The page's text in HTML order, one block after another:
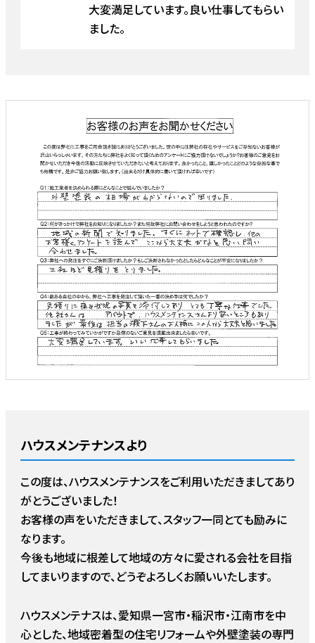
大変満足しています。良い仕事してもらい
ました。
ハウスメンテナンスより
この度は、ハウスメンテナンスをご利用いただきましてあり
がとうございました！
お客様の声をいただきまして、スタッフ一同とても励みに
なります。
今後も地域に根差して地域の方々に愛される会社を目指
してまいりますので、どうぞよろしくお願いいたします。
ハウスメンテナスは、愛知県一宮市・稲沢市・江南市を中
心とした、地域密着型の住宅リフォームや外壁塗装の専門